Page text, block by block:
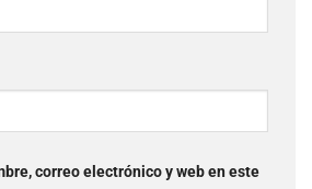
correo electrónico y web en este